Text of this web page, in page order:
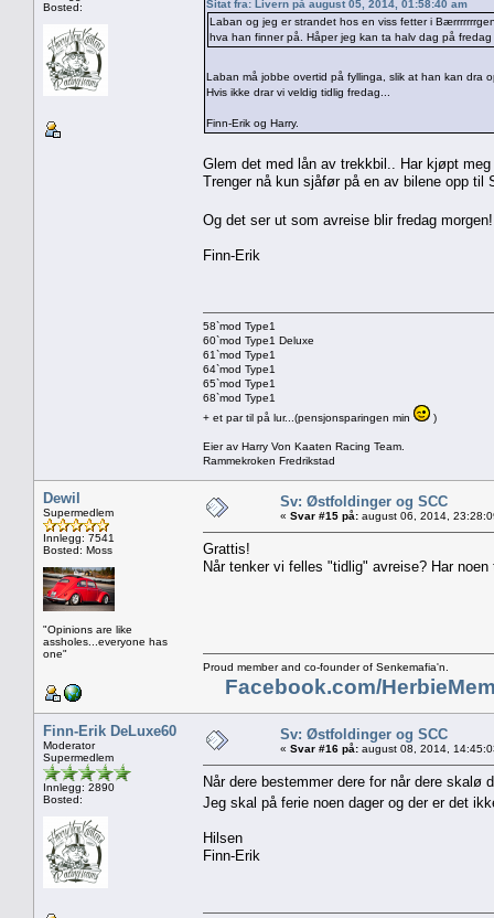
Bosted:
Sitat fra: Livern på august 05, 2014, 01:58:40 am
Laban og jeg er strandet hos en viss fetter i
hva han finner på. Håper jeg kan ta halv dag på
Laban må jobbe overtid på fyllinga, slik at han kan dra
Hvis ikke drar vi veldig tidlig fredag...
Finn-Erik og Harry.
Glem det med lån av trekkbil.. Har kjøpt
Trenger nå kun sjåfør på en av bilene opp til
Og det ser ut som avreise blir fredag
Finn-Erik
58`mod Type1
60`mod Type1 Deluxe
61`mod Type1
64`mod Type1
65`mod Type1
68`mod Type1
+ et par til på lur...(pensjonsparingen min
)
Eier av Harry Von Kaaten Racing Team.
Rammekroken Fredrikstad
Dewil
Supermedlem
Innlegg: 7541
Bosted: Moss
"Opinions are like
assholes...everyone has
one"
Sv: Østfoldinger og SCC
« Svar #15 på: august 06, 2014,
Grattis!
Når tenker vi felles "tidlig" avreise? Har
Proud member and co-founder of Senkemafia'n.
Facebook.com/
Finn-Erik DeLuxe60
Moderator
Supermedlem
Innlegg: 2890
Bosted:
Sv: Østfoldinger og SCC
« Svar #16 på: august 08, 2014,
Når dere bestemmer dere for når dere
Jeg skal på ferie noen dager og der er det
Hilsen
Finn-Erik